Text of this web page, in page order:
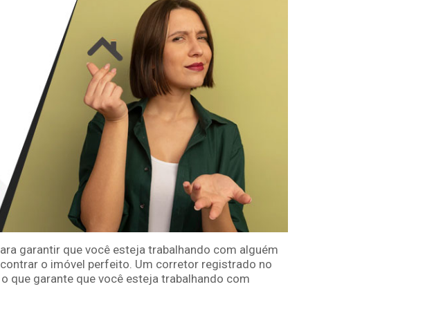
garantir que você esteja trabalhando com alguém
o imóvel perfeito. Um corretor registrado no
que garante que você esteja trabalhando com